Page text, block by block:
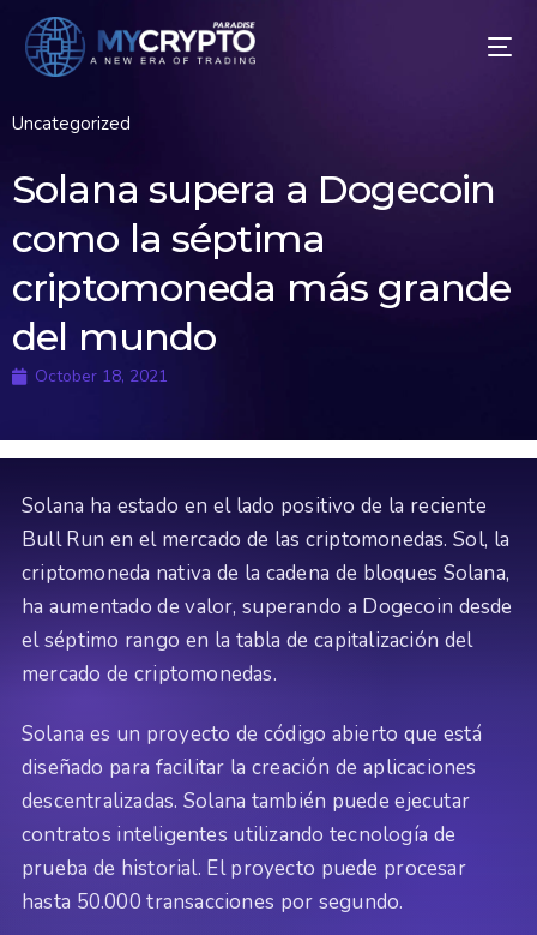
Uncategorized
Solana supera a Dogecoin
como la séptima
criptomoneda más grande
del mundo
October 18, 2021
Solana ha estado en el lado positivo de la reciente
Bull Run en el mercado de las criptomonedas. Sol, la
criptomoneda nativa de la cadena de bloques Solana,
ha aumentado de valor, superando a Dogecoin desde
el séptimo rango en la tabla de capitalización del
mercado de criptomonedas.
Solana es un proyecto de código abierto que está
diseñado para facilitar la creación de aplicaciones
descentralizadas. Solana también puede ejecutar
contratos inteligentes utilizando tecnología de
prueba de historial. El proyecto puede procesar
hasta 50.000 transacciones por segundo.